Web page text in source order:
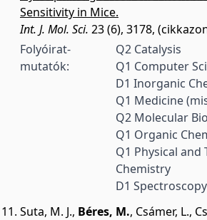
Sensitivity in Mice.
Int. J. Mol. Sci. 23 (6), 3178,
Folyóirat-
mutatók:
Q2 Catalysis
Q1 Computer
D1 Inorganic
Q1 Medicine
Q2 Molecular
Q1 Organic
Q1 Physical and
Chemistry
D1 Spectroscopy
Suta, M. J., Béres, M., Csámer, L.,